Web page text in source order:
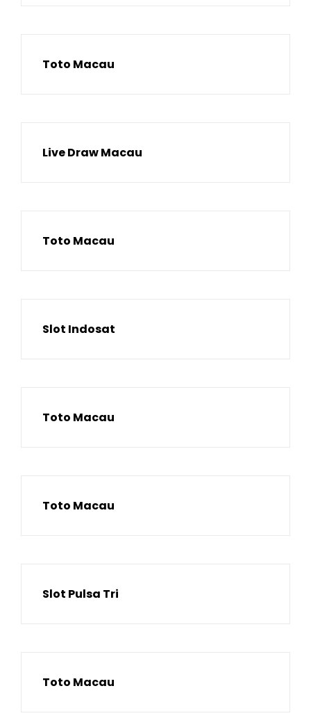
Toto Macau
Live Draw Macau
Toto Macau
Slot Indosat
Toto Macau
Toto Macau
Slot Pulsa Tri
Toto Macau